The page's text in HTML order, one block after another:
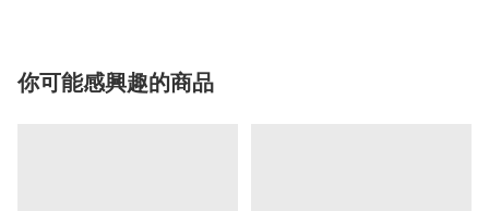
你可能感興趣的商品